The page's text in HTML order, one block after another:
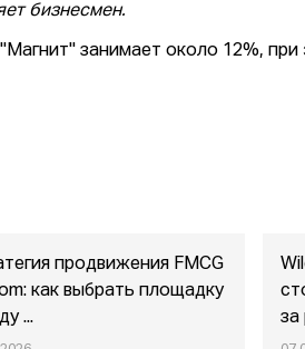
бизнесмен.
занимает около 12%,
продвижения FMCG
как выбрать площадку
...
за